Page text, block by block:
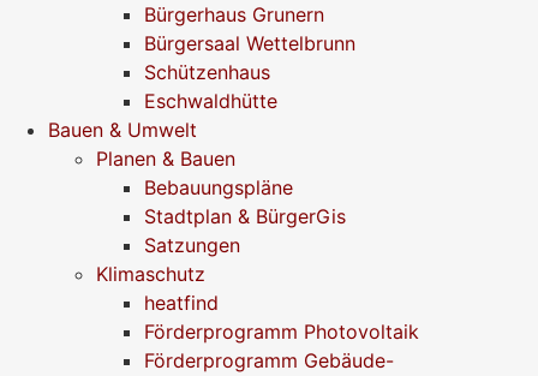
Bürgerhaus Grunern
Bürgersaal Wettelbrunn
Schützenhaus
Eschwaldhütte
Bauen & Umwelt
Planen & Bauen
Bebauungspläne
Stadtplan & BürgerGis
Satzungen
Klimaschutz
heatfind
Förderprogramm Photovoltaik
Förderprogramm Gebäude-